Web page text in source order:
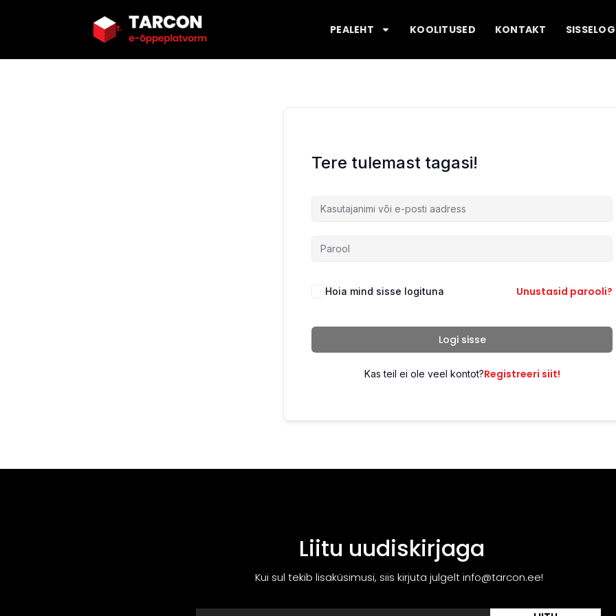
PEALEHT KOOLITUSED KONTAKT
Tere tulemast tagasi!
Hoia mind sisse logituna Unustasid parooli?
Logi sisse
Kas teil ei ole veel kontot?Registreeri siit!
Liitu uudiskirjaga
Kui sul tekib lisaküsimusi, siis kirjuta julgelt info@tarcon.ee!